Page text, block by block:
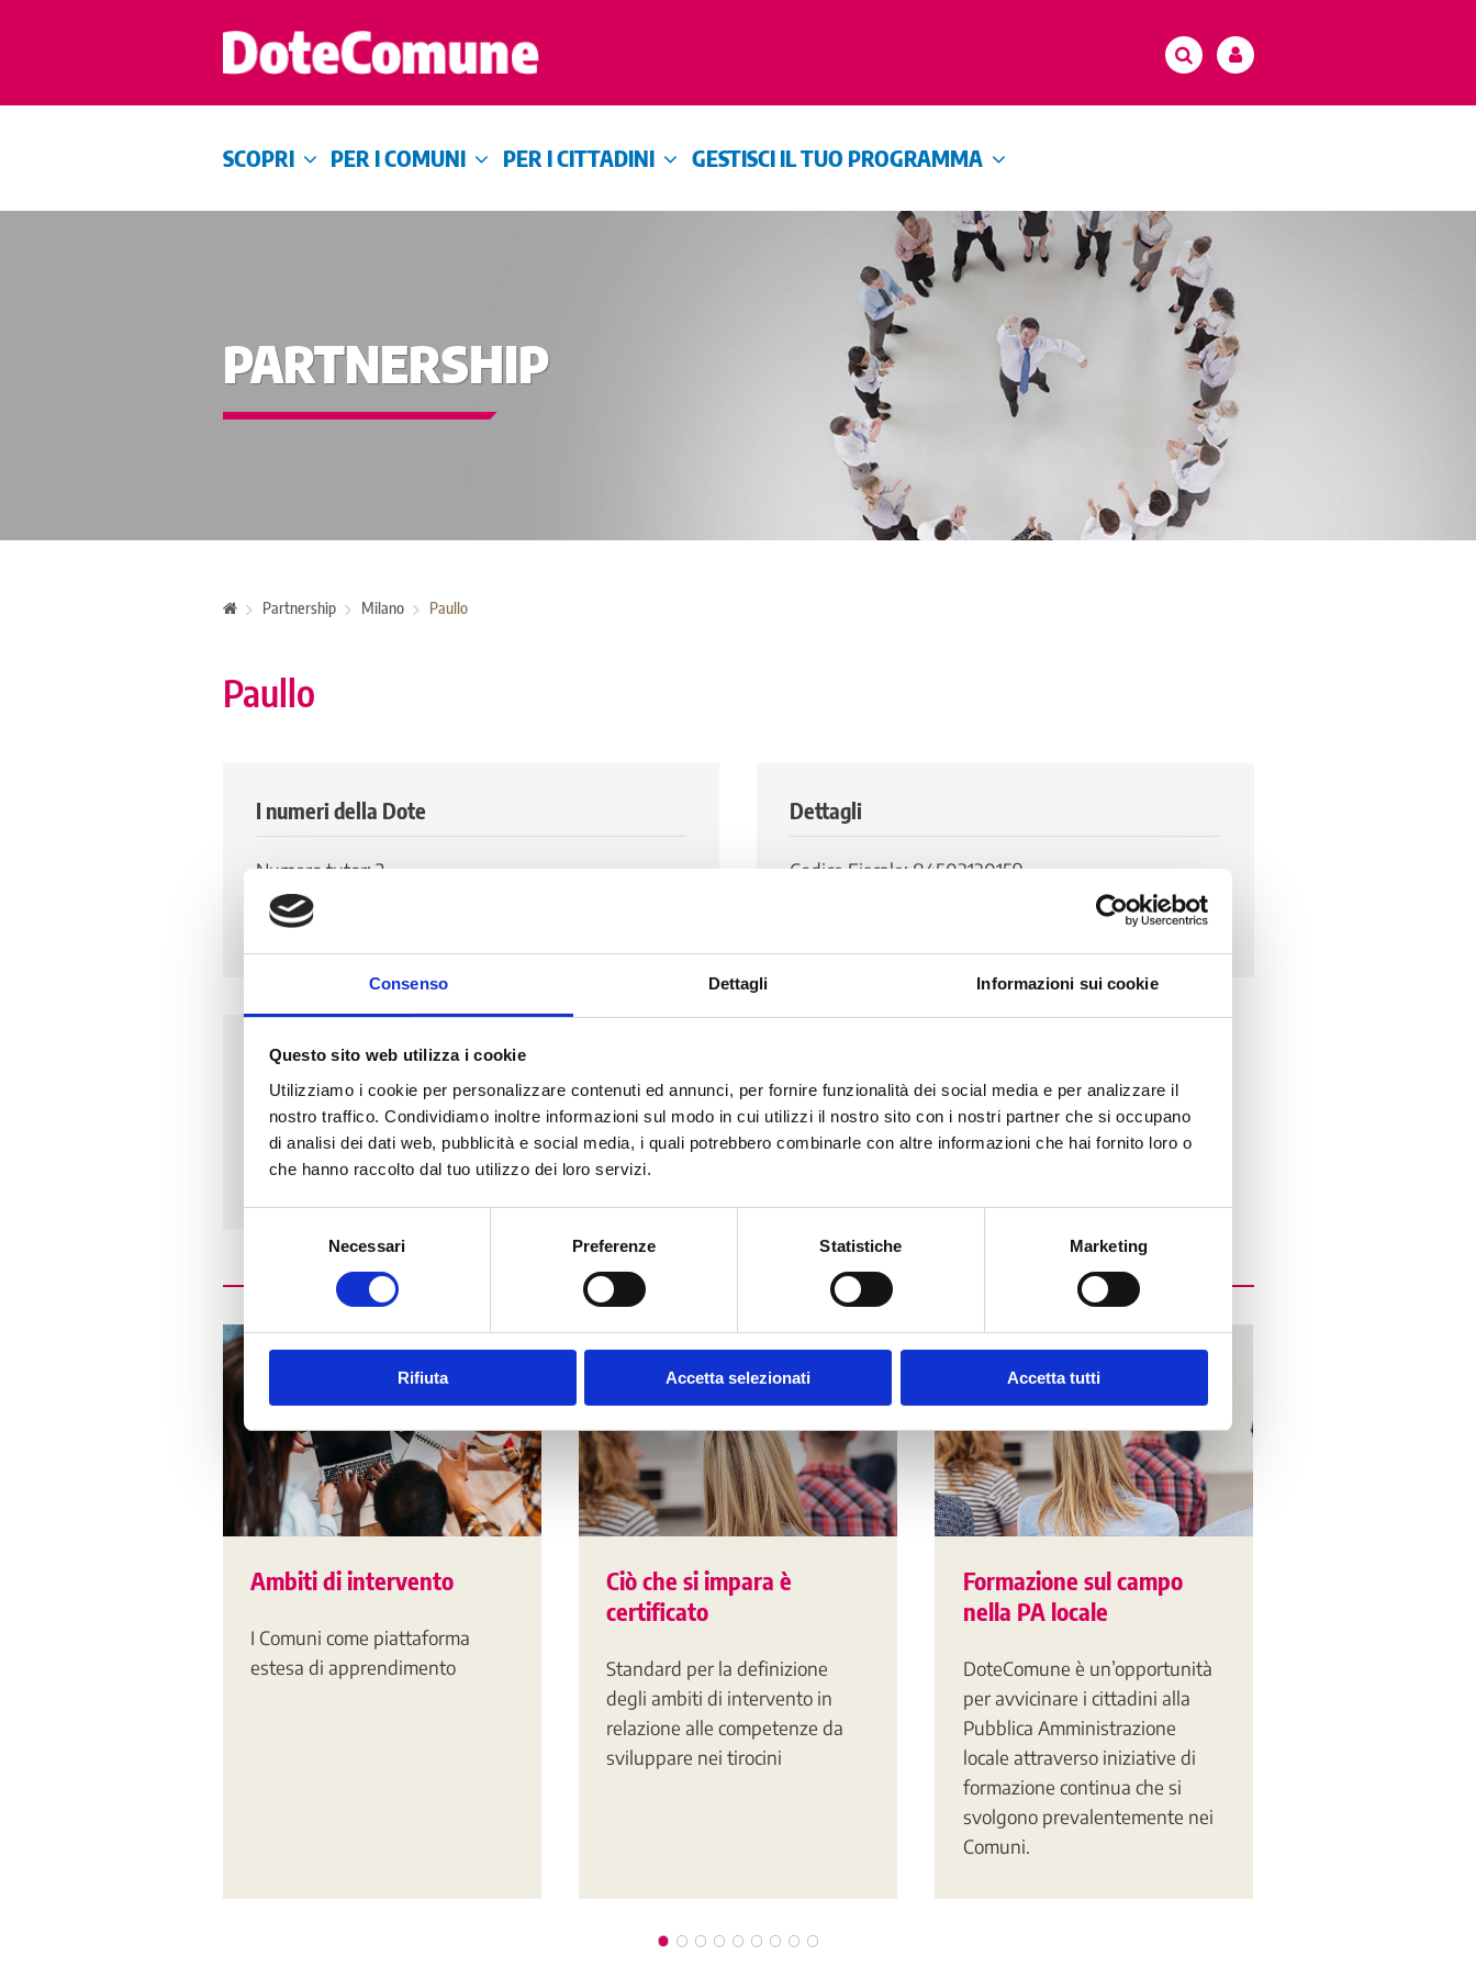
Consenso Dettagli Informazioni sui cookie
Questo sito web utilizza i cookie
Utilizziamo i cookie per personalizzare contenuti ed annunci, per fornire funzionalità dei social media e per analizzare il
nostro traffico. Condividiamo inoltre informazioni sul modo in cui utilizzi il nostro sito con i nostri partner che si occupano
di analisi dei dati web, pubblicità e social media, i quali potrebbero combinarle con altre informazioni che hai fornito loro o
che hanno raccolto dal tuo utilizzo dei loro servizi.
Necessari Preferenze Statistiche Marketing
Rifiuta Accetta selezionati Accetta tutti
SCOPRI PER I COMUNI PER I CITTADINI GESTISCI IL TUO PROGRAMMA
PARTNERSHIP
Partnership Milano Paullo
Paullo
I numeri della Dote
Numero tutor: 2
Numero di tirocinanti attivi: 2
Numero di tirocinanti storico: 4
Dettagli
Codice Fiscale: 84503130159
Indirizzo
MAZZINI
20067 - PAULLO (MI)
Ambiti di intervento
I Comuni come piattaforma
estesa di apprendimento
Ciò che si impara è
certificato
Standard per la definizione
degli ambiti di intervento in
relazione alle competenze da
sviluppare nei tirocini
Formazione sul campo
nella PA locale
DoteComune è un’opportunità
per avvicinare i cittadini alla
Pubblica Amministrazione
locale attraverso iniziative di
formazione continua che si
svolgono prevalentemente nei
Comuni.